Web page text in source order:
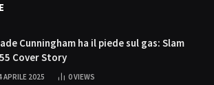
Cunningham ha il piede sul gas: Slam
Cover Story
APRILE 2025 0VIEWS